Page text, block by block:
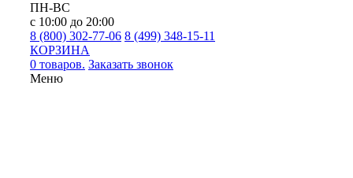
ПН-ВС
с 10:00 до 20:00
8 (800) 302-77-06 8 (499) 348-15-11
КОРЗИНА
0 товаров. Заказать звонок
Меню